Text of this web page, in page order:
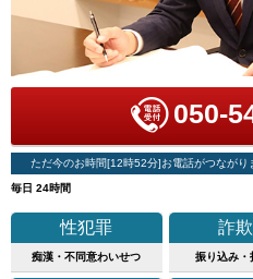
050-
ただ今のお時間[12時52分]お電話がつながり
毎日 24時間
性犯罪
痴漢・不同意わいせつ
詐
振り込み・